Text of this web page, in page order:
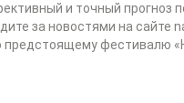
и точный прогноз
за новостями на сайте
предстоящему фестивалю